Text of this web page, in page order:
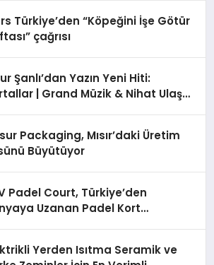
Türkiye’den “Köpeğini İşe Götür
çağrısı
Şanlı’dan Yazın Yeni Hiti:
| Grand Müzik & Nihat Ulaş
Packaging, Mısır’daki Üretim
Büyütüyor
Padel Court, Türkiye’den
Uzanan Padel Kort
Yerden Isıtma Seramik ve